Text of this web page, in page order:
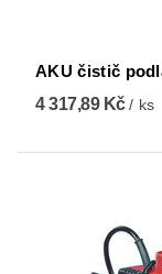
AKU čistič
4 317,89 Kč/ ks